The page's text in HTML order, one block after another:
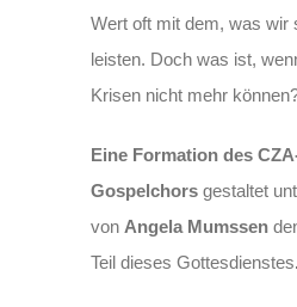
Wert oft mit dem, was wir
leisten. Doch was ist,
Krisen nicht mehr
Eine Formation des
Gospelchors gestaltet
vonAngela Mumssen
Teil dieses Gottesdienstes.